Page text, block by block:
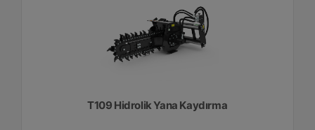
T109 Hidrolik Yana Kaydırma